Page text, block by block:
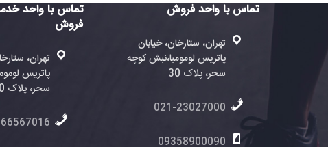
تماس با واحد فروش
تهران، ستارخان، خیابان
پاتریس لومومبا،نبش کوچه
021-23027000
09358900090
تماس با واحد خدمات پس از
تهران، ستارخان، خیابان
پاتریس لومومبا،نبش کوچه
021-66567016